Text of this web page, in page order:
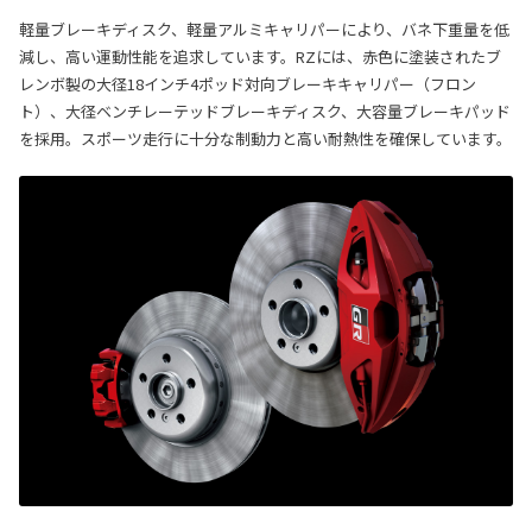
軽量ブレーキディスク、軽量アルミキャリパーにより、バネ下重量を低
減し、高い運動性能を追求しています。RZには、赤色に塗装されたブ
レンボ製の大径18インチ4ポッド対向ブレーキキャリパー（フロン
ト）、大径ベンチレーテッドブレーキディスク、大容量ブレーキパッド
を採用。スポーツ走行に十分な制動力と高い耐熱性を確保しています。